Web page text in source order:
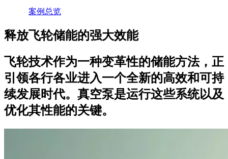
案例总览
释放飞轮储能的强大效能
飞轮技术作为一种变革性的储能方法，正
引领各行各业进入一个全新的高效和可持
续发展时代。真空泵是运行这些系统以及
优化其性能的关键。